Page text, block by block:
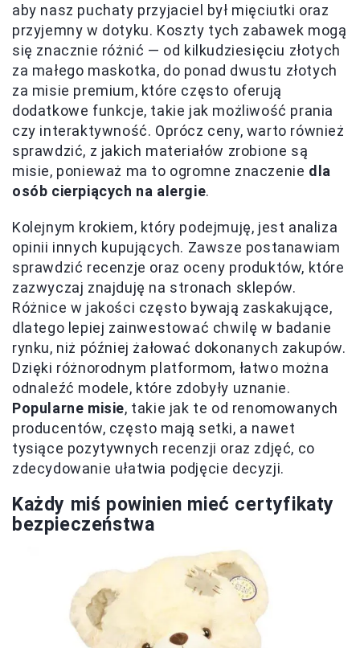
aby nasz puchaty przyjaciel był mięciutki oraz
przyjemny w dotyku. Koszty tych zabawek mogą
się znacznie różnić — od kilkudziesięciu złotych
za małego maskotka, do ponad dwustu złotych
za misie premium, które często oferują
dodatkowe funkcje, takie jak możliwość prania
czy interaktywność. Oprócz ceny, warto również
sprawdzić, z jakich materiałów zrobione są
misie, ponieważ ma to ogromne znaczenie dla
osób cierpiących na alergie.
Kolejnym krokiem, który podejmuję, jest analiza
opinii innych kupujących. Zawsze postanawiam
sprawdzić recenzje oraz oceny produktów, które
zazwyczaj znajduję na stronach sklepów.
Różnice w jakości często bywają zaskakujące,
dlatego lepiej zainwestować chwilę w badanie
rynku, niż później żałować dokonanych zakupów.
Dzięki różnorodnym platformom, łatwo można
odnaleźć modele, które zdobyły uznanie.
Popularne misie, takie jak te od renomowanych
producentów, często mają setki, a nawet
tysiące pozytywnych recenzji oraz zdjęć, co
zdecydowanie ułatwia podjęcie decyzji.
Każdy miś powinien mieć certyfikaty
bezpieczeństwa